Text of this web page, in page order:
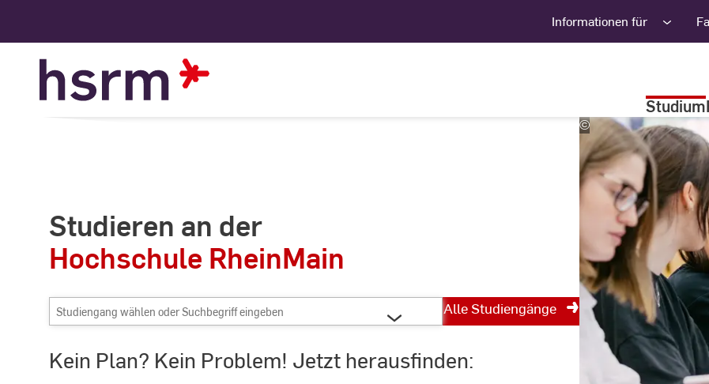
Informationen für
Studium
©
Studio
Steve
Studieren an der
Hochschule RheinMain
Studiengang
wählen
Suchbegriff
Alle Studiengänge
Kein Plan? Kein Problem! Jetzt herausfinden: